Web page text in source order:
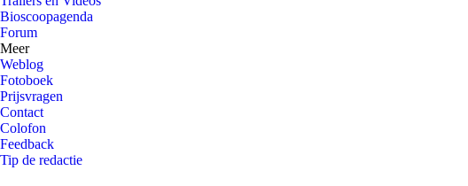
Bioscoopagenda
Forum
Meer
Weblog
Fotoboek
Prijsvragen
Contact
Colofon
Feedback
Tip de redactie